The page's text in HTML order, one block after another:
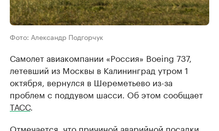
Фото: Александр Подгорчук
Самолет авиакомпании «Россия» Boeing 737,
летевший из Москвы в Калининград утром 1
октября, вернулся в Шереметьево из-за
проблем с поддувом шасси. Об этом сообщает
ТАСС.
Отмечается, что причиной аварийной посадки